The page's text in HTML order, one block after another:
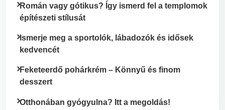
Román vagy gótikus? Így ismerd fel a templomok
építészeti stílusát
Ismerje meg a sportolók, lábadozók és idősek
kedvencét
Feketeerdő pohárkrém – Könnyű és finom
desszert
Otthonában gyógyulna? Itt a megoldás!